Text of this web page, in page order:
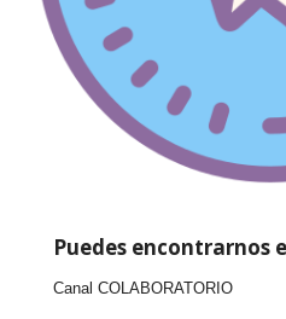
Puedes encontrarnos
Canal COLABORATORIO